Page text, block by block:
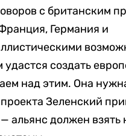
с британским
Германия и
создать
над этим. Она
Зеленский
альянс должен взять